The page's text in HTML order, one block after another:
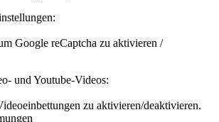
Google reCaptcha zu aktivieren /
und Youtube-Videos:
zu aktivieren/deaktivieren.